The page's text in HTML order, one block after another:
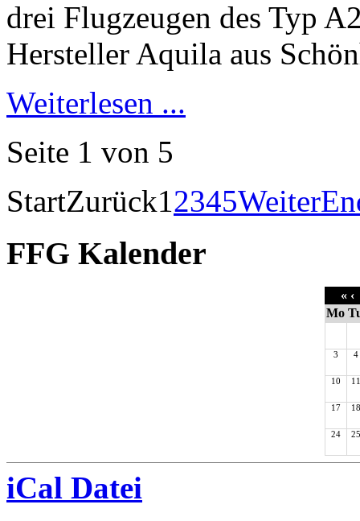
Weiterlesen ...
Seite 1 von 5
StartZurück12345Weiter
FFG Kalender
« ‹
Mo
3 4
10 11
17 18
24 25
iCal Datei